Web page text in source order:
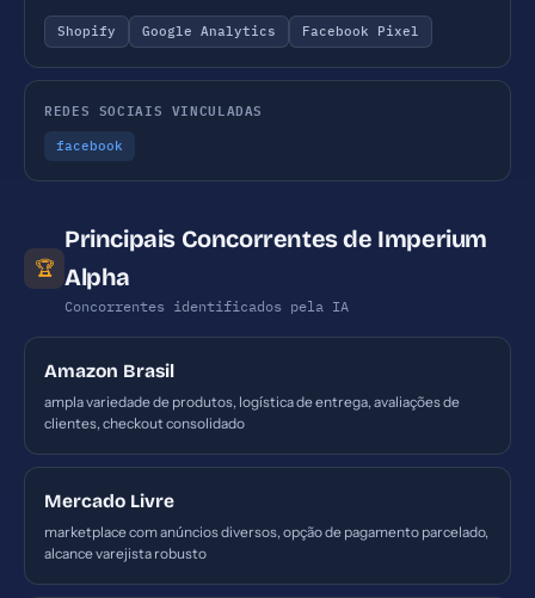
Shopify Google Analytics Facebook Pixel
REDES SOCIAIS VINCULADAS
facebook
🏆
Principais Concorrentes de Imperium
Alpha
Concorrentes identificados pela IA
Amazon Brasil
ampla variedade de produtos, logística de entrega, avaliações de
clientes, checkout consolidado
Mercado Livre
marketplace com anúncios diversos, opção de pagamento parcelado,
alcance varejista robusto